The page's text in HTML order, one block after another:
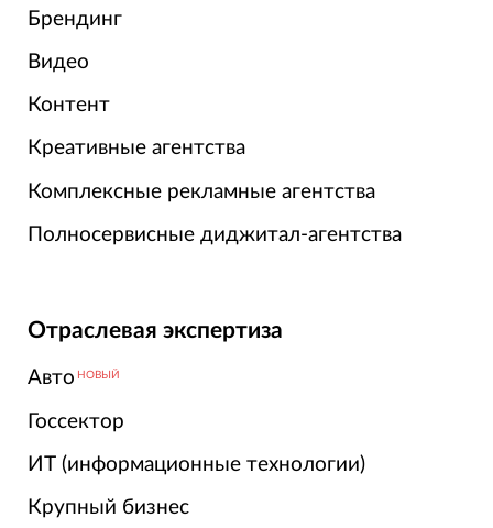
Брендинг
Видео
Контент
Креативные агентства
Комплексные рекламные агентства
Полносервисные диджитал-агентства
Отраслевая экспертиза
Авто НОВЫЙ
Госсектор
ИТ (информационные технологии)
Крупный бизнес